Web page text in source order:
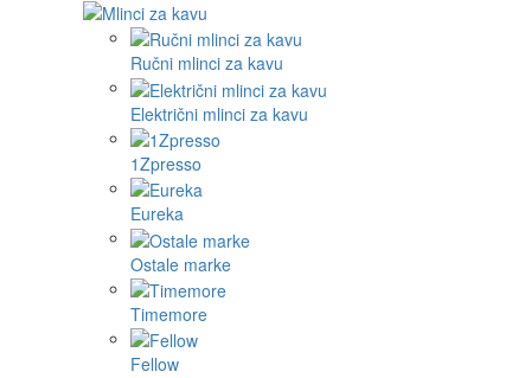
Ručni mlinci za kavu
Električni mlinci za kavu
1Zpresso
Eureka
Ostale marke
Timemore
Fellow